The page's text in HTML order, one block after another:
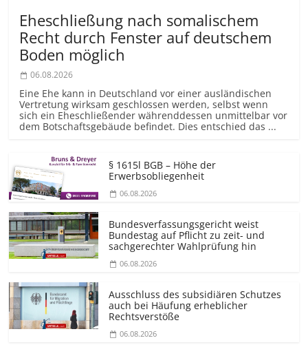
Eheschließung nach somalischem
Recht durch Fenster auf deutschem
Boden möglich
06.08.2026
Eine Ehe kann in Deutschland vor einer ausländischen
Vertretung wirksam geschlossen werden, selbst wenn
sich ein Eheschließender währenddessen unmittelbar vor
dem Botschaftsgebäude befindet. Dies entschied das ...
§ 1615l BGB – Höhe der
Erwerbsobliegenheit
06.08.2026
Bundesver­fassungsgericht weist
Bundestag auf Pflicht zu zeit- und
sachgerechter Wahlprüfung hin
06.08.2026
Ausschluss des subsidiären Schutzes
auch bei Häufung erheblicher
Rechtsverstöße
06.08.2026